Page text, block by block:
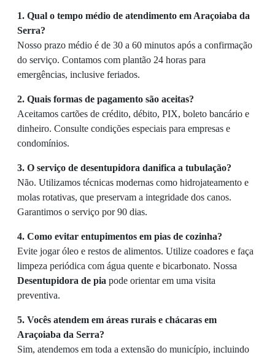
1. Qual o tempo médio de atendimento em Araçoiaba da
Serra?
Nosso prazo médio é de 30 a 60 minutos após a confirmação
do serviço. Contamos com plantão 24 horas para
emergências, inclusive feriados.
2. Quais formas de pagamento são aceitas?
Aceitamos cartões de crédito, débito, PIX, boleto bancário e
dinheiro. Consulte condições especiais para empresas e
condomínios.
3. O serviço de desentupidora danifica a tubulação?
Não. Utilizamos técnicas modernas como hidrojateamento e
molas rotativas, que preservam a integridade dos canos.
Garantimos o serviço por 90 dias.
4. Como evitar entupimentos em pias de cozinha?
Evite jogar óleo e restos de alimentos. Utilize coadores e faça
limpeza periódica com água quente e bicarbonato. Nossa
Desentupidora de pia pode orientar em uma visita
preventiva.
5. Vocês atendem em áreas rurais e chácaras em
Araçoiaba da Serra?
Sim, atendemos em toda a extensão do município, incluindo